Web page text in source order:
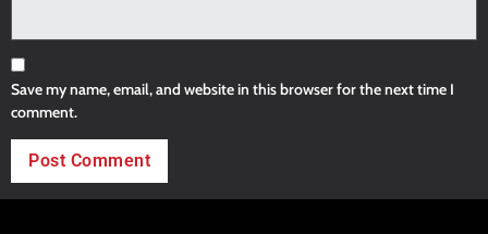
Save my name, email, and website in this browser for the next time I
comment.